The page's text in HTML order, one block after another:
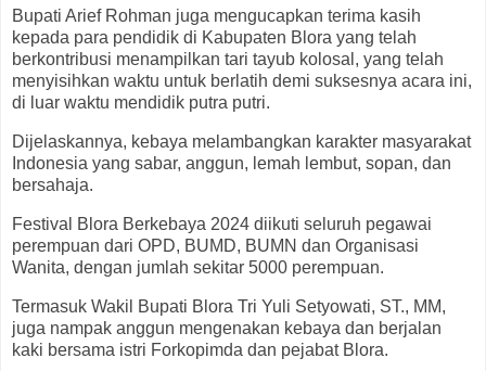
Bupati Arief Rohman juga mengucapkan terima kasih
kepada para pendidik di Kabupaten Blora yang telah
berkontribusi menampilkan tari tayub kolosal, yang telah
menyisihkan waktu untuk berlatih demi suksesnya acara ini,
di luar waktu mendidik putra putri.
Dijelaskannya, kebaya melambangkan karakter masyarakat
Indonesia yang sabar, anggun, lemah lembut, sopan, dan
bersahaja.
Festival Blora Berkebaya 2024 diikuti seluruh pegawai
perempuan dari OPD, BUMD, BUMN dan Organisasi
Wanita, dengan jumlah sekitar 5000 perempuan.
Termasuk Wakil Bupati Blora Tri Yuli Setyowati, ST., MM,
juga nampak anggun mengenakan kebaya dan berjalan
kaki bersama istri Forkopimda dan pejabat Blora.